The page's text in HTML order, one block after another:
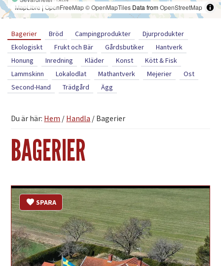
MapLibre | OpenFreeMap© OpenMapTiles Data fromOpenStreetMap
Bagerier Bröd Campingprodukter
Djurprodukter
Ekologiskt
Frukt och Bär Gårdsbutiker
Hantverk
Honung
Inredning Kläder Konst
Kött & Fisk
Lammskinn
Lokalodlat Mathantverk Mejerier
Ost
Second-Hand
Trädgård Ägg
Du är här: Hem / Handla / Bagerier
BAGERIER
SPARA